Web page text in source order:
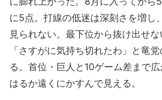
に5点。打線の低迷は深刻さを増し
見られない。最下位から抜け出せ
「さすがに気持ち切れたわ」と竜
る。首位・巨人と10ゲーム差まで
はるか遠くにかすんで見える。